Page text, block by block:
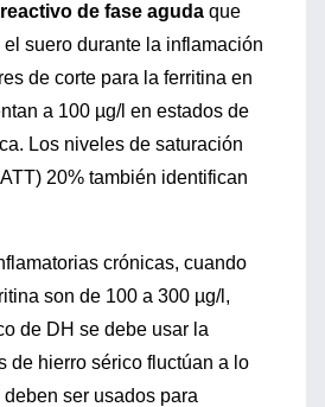
reactivo de fase aguda que
suero durante la inflamación
de corte para la ferritina en
a 100 µg/l en estados de
Los niveles de saturación
20% también identifican
crónicas, cuando
son de 100 a 300 µg/l,
de DH se debe usar la
de hierro sérico fluctúan a lo
deben ser usados para